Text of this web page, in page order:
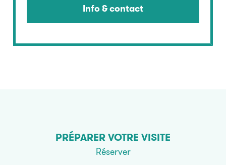
Info & contact
PRÉPARER VOTRE VISITE
Réserver